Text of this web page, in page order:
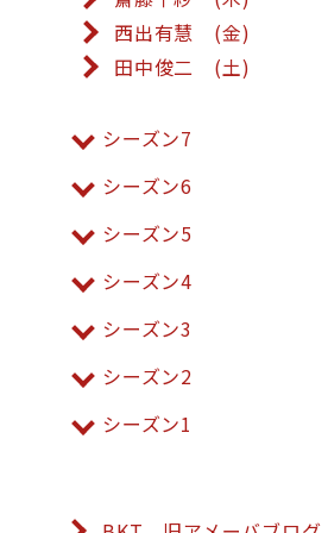
西出有慧 (金)
田中俊二 (土)
シーズン7
シーズン6
シーズン5
シーズン4
シーズン3
シーズン2
シーズン1